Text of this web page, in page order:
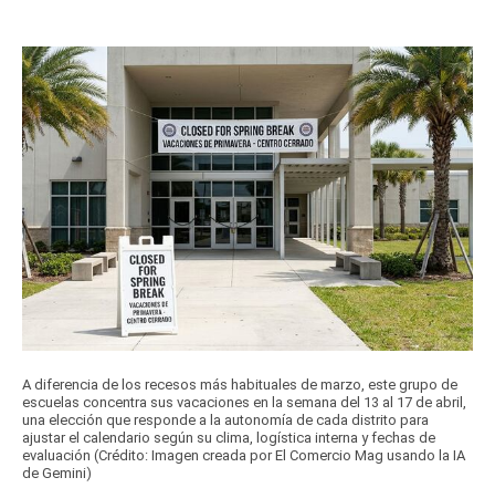
A diferencia de los recesos más habituales de marzo, este grupo de
escuelas concentra sus vacaciones en la semana del 13 al 17 de abril,
una elección que responde a la autonomía de cada distrito para
ajustar el calendario según su clima, logística interna y fechas de
evaluación (Crédito: Imagen creada por El Comercio Mag usando la IA
de Gemini)